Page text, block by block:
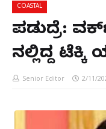
COASTAL
ಪಡುಬಿದ್ರೆ:
ನಲ್ಲಿದ್ದ
Senior Editor 2/11/